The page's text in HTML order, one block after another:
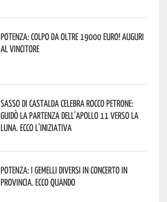
Potenza: colpo da oltre 19000 Euro! Auguri
al vincitore
Sasso di Castalda celebra Rocco Petrone:
guidò la partenza dell’Apollo 11 verso la
Luna. Ecco l’iniziativa
Potenza: i Gemelli DiVersi in concerto in
provincia. Ecco quando